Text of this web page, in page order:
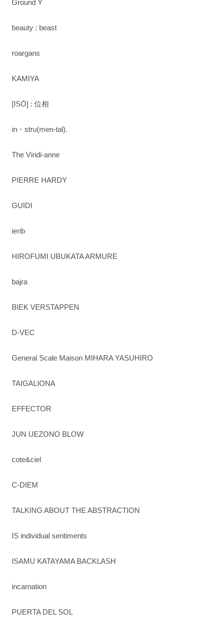
Ground Y
beauty : beast
roargans
KAMIYA
[ISŌ] : 位相
in・stru(men-tal).
The Viridi-anne
PIERRE HARDY
GUIDI
ierib
HIROFUMI UBUKATA ARMURE
bajra
BIEK VERSTAPPEN
D-VEC
General Scale Maison MIHARA YASUHIRO
TAIGALIONA
EFFECTOR
JUN UEZONO BLOW
cote&ciel
C-DIEM
TALKING ABOUT THE ABSTRACTION
IS individual sentiments
ISAMU KATAYAMA BACKLASH
incarnation
PUERTA DEL SOL